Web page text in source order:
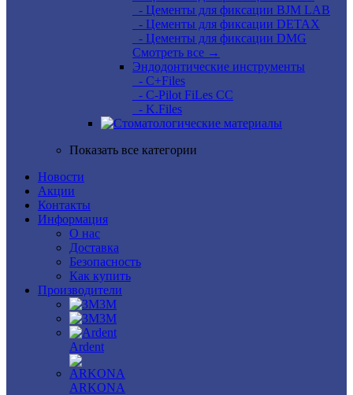
- Цементы для фиксации BJM LAB
- Цементы для фиксации DETAX
- Цементы для фиксации DMG
Смотреть все →
Эндодонтические инструменты
- C+Files
- C-Pilot FiLes CC
- K.Files
Показать все категории
Новости
Акции
Контакты
Информация
О нас
Доставка
Безопасность
Как купить
Производители
3M
3М
Ardent
ARKONA